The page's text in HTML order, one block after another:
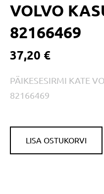
VOLVO
82166469
37,20 €
PÄIKESESIRMI KATE
82166469
LISA OSTUKORVI